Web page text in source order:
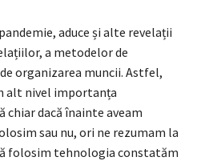
aduce și alte revelații
a metodelor de
organizarea muncii. Astfel,
alt nivel importanța
dacă înainte aveam
sau nu, ori ne rezumam la
folosim tehnologia constatăm